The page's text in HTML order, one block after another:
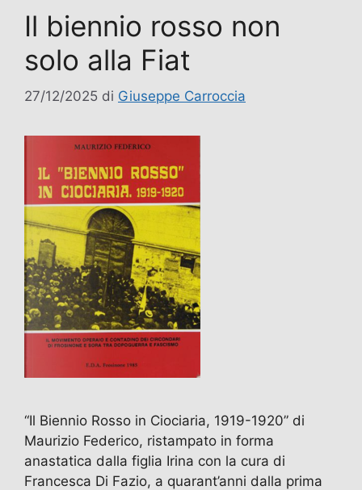
Il biennio rosso non
solo alla Fiat
27/12/2025 di Giuseppe Carroccia
“Il Biennio Rosso in Ciociaria, 1919-1920” di
Maurizio Federico, ristampato in forma
anastatica dalla figlia Irina con la cura di
Francesca Di Fazio, a quarant’anni dalla prima